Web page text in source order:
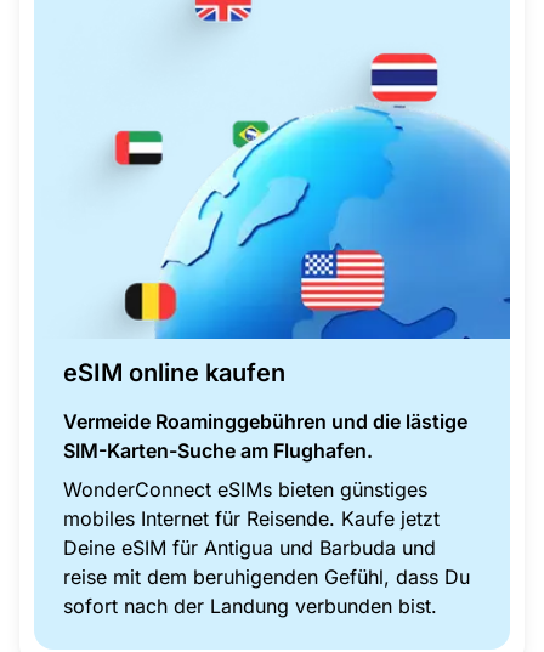
eSIM online kaufen
Vermeide Roaminggebühren und die lästige
SIM-Karten-Suche am Flughafen.
WonderConnect eSIMs bieten günstiges
mobiles Internet für Reisende. Kaufe jetzt
Deine eSIM für Antigua und Barbuda und
reise mit dem beruhigenden Gefühl, dass Du
sofort nach der Landung verbunden bist.